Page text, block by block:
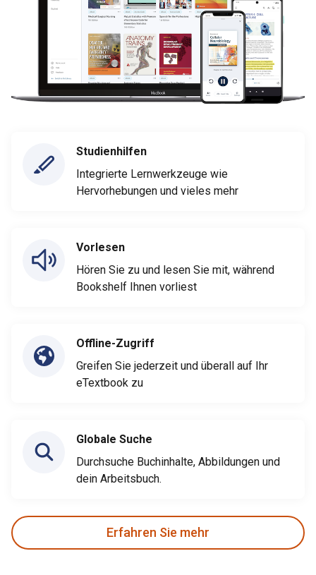
Studienhilfen
Integrierte Lernwerkzeuge wie
Hervorhebungen und vieles mehr
Vorlesen
Hören Sie zu und lesen Sie mit, während
Bookshelf Ihnen vorliest
Offline-Zugriff
Greifen Sie jederzeit und überall auf Ihr
eTextbook zu
Globale Suche
Durchsuche Buchinhalte, Abbildungen und
dein Arbeitsbuch.
Erfahren Sie mehr